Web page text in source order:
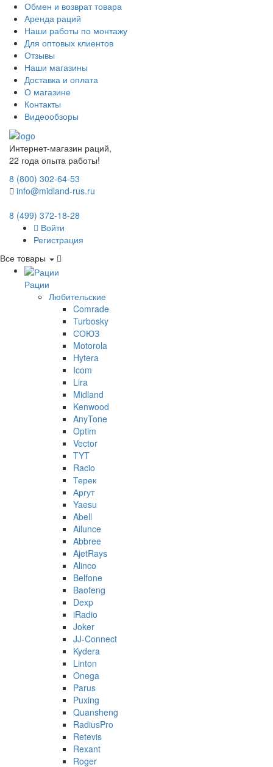
Обмен и возврат товара
Аренда раций
Наши работы по монтажу
Для оптовых клиентов
Отзывы
Наши магазины
Доставка и оплата
О магазине
Контакты
Видеообзоры
Интернет-магазин раций,
22 года опыта работы!
8 (800) 302-64-53
info@midland-rus.ru
8 (499) 372-18-28
Войти
Регистрация
Все товары
Рации
Любительские
Comrade
Turbosky
СОЮЗ
Motorola
Hytera
Icom
Lira
Midland
Kenwood
AnyTone
Optim
Vector
TYT
Racio
Терек
Аргут
Yaesu
Abell
Ailunce
Abbree
AjetRays
Alinco
Belfone
Baofeng
Dexp
iRadio
Joker
JJ-Connect
Kydera
Linton
Onega
Parus
Puxing
Quansheng
RadiusPro
Retevis
Rexant
Roger